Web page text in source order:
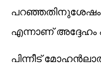
പറഞ്ഞതിനുശേഷം
എന്നാണ്
പിന്നീട്